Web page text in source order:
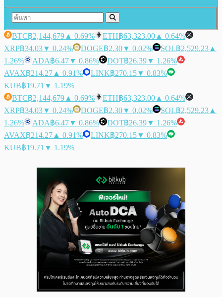
BTC฿2,144,679 ▲ 0.69% ETH฿63,323.00 ▲ 0.64%
XRP฿34.03▼ 0.24% DOGE฿2.30▼ 0.02% SOL฿2,529.23 ▲
1.26%
ADA฿6.47▼ 0.86% DOT฿26.39▼ 1.26%
AVAX฿214.27 ▲ 0.91% LINK฿270.15▼ 0.83%
KUB฿19.71 ▼ 1.19%
BTC฿2,144,679 ▲ 0.69% ETH฿63,323.00 ▲ 0.64%
XRP฿34.03▼ 0.24% DOGE฿2.30▼ 0.02% SOL฿2,529.23 ▲
1.26%
ADA฿6.47▼ 0.86% DOT฿26.39▼ 1.26%
AVAX฿214.27 ▲ 0.91% LINK฿270.15▼ 0.83%
KUB฿19.71 ▼ 1.19%